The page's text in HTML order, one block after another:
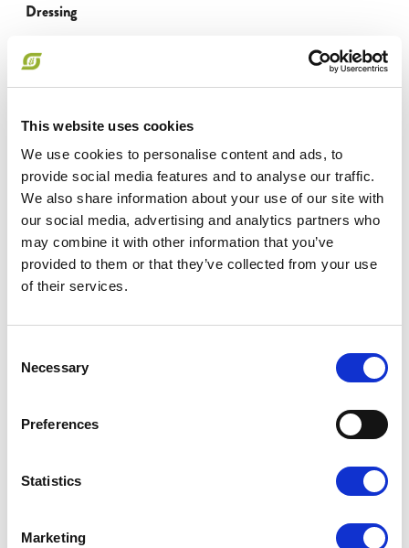
This website uses cookies
We use cookies to personalise content and ads, to
provide social media features and to analyse our traffic.
We also share information about your use of our site with
our social media, advertising and analytics partners who
may combine it with other information that you’ve
provided to them or that they’ve collected from your use
of their services.
Selection
Necessary
Preferences
Statistics
Marketing
Dressing
Saft af 1 øko citron
1 tsk øko birkes
100 g blød øko gedeost eller øko feta
1 håndfuld øko mynte
1 håndfuld bredbladet øko persille
TIL 2 PERSONER
Perlebyg
varm pande i olivenolie til de er møre, men med
lidt bid. Krydr med salt.
Dressing